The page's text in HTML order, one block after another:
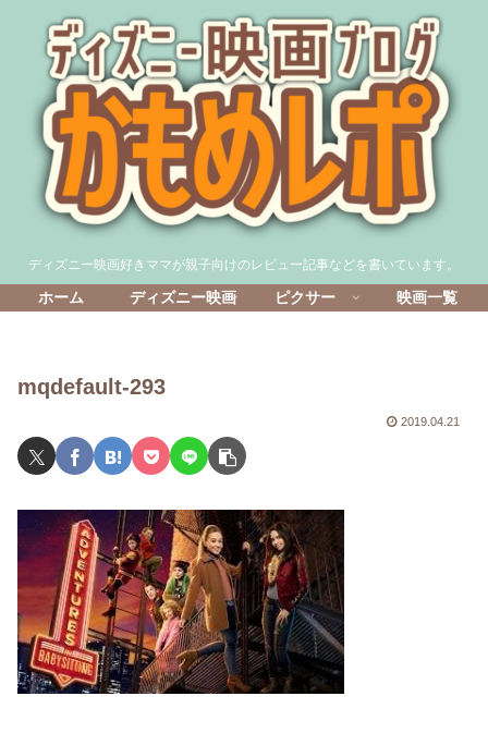
ディズニー映画好きママが親子向けのレビュー記事などを書いています。
ホーム ディズニー映画 ピクサー 映画一覧
mqdefault-293
2019.04.21